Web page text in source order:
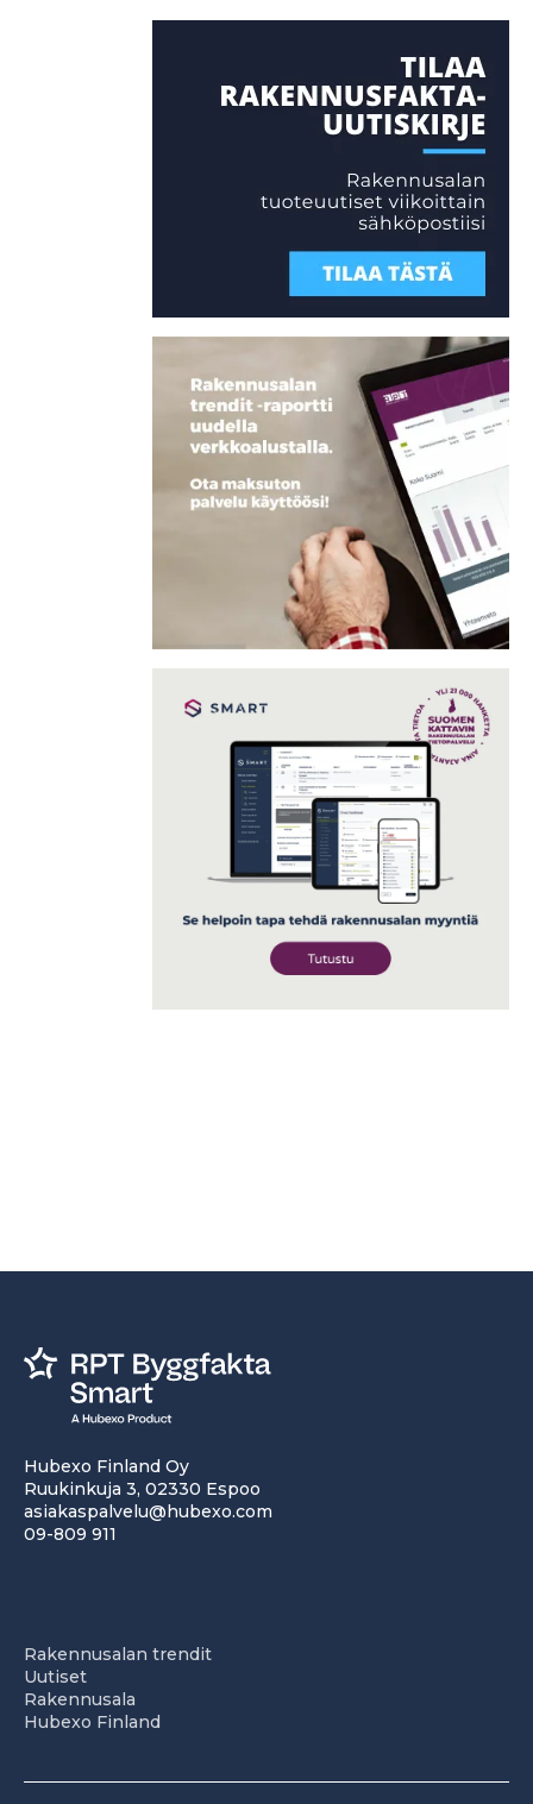
Hubexo Finland Oy
Ruukinkuja 3, 02330 Espoo
asiakaspalvelu@hubexo.com
09-809 911
Rakennusalan trendit
Uutiset
Rakennusala
Hubexo Finland